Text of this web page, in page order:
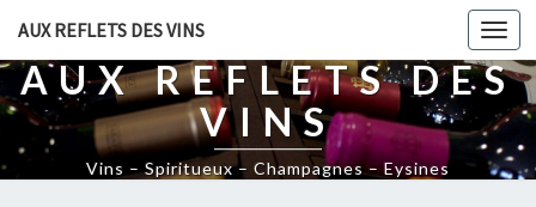
AUX REFLETS DES VINS
AUX REFLETS DES
VINS
Vins – Spiritueux – Champagnes – Eysines